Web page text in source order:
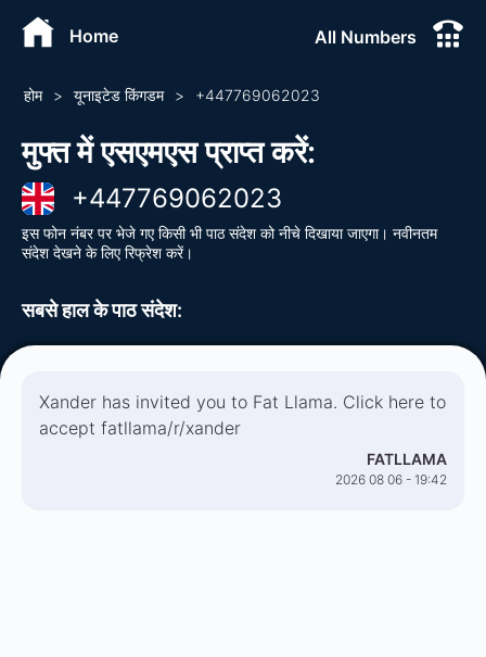
Home All Numbers
होम > यूनाइटेड किंगडम > +447769062023
मुफ्त में एसएमएस प्राप्त करें:
+447769062023
इस फोन नंबर पर भेजे गए किसी भी पाठ संदेश को नीचे दिखाया जाएगा। नवीनतम
संदेश देखने के लिए रिफ्रेश करें।
सबसे हाल के पाठ संदेश:
Xander has invited you to Fat Llama. Click here to
accept fatllama/r/xander
FATLLAMA
2026 08 06 - 19:42